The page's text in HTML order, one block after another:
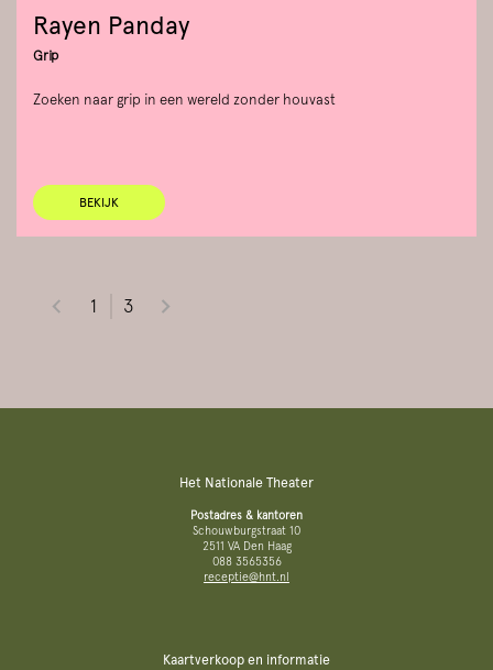
Rayen Panday
Grip
Zoeken naar grip in een wereld zonder houvast
BEKIJK
1 3
Het Nationale Theater
Postadres & kantoren
Schouwburgstraat 10
2511 VA Den Haag
088 3565356
receptie@hnt.nl
Kaartverkoop en informatie